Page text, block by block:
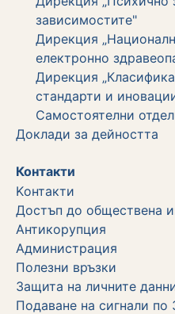
зависимостите"
Дирекция
електронно
Дирекция
стандарти и
Самостоятелни
Дoклади за дейността
Контакти
Kонтакти
Достъп до обществена
Aнтикорупция
Администрация
Полезни връзки
Защита на личните
Подаване на сигнали